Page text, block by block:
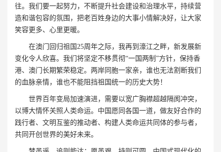
往。我们要一起努力，不断提升社会建设和治理水平，持续营
造和谐包容的氛围，把老百姓身边的大事小情解决好，让大家
笑容更多、心里更暖。
在澳门回归祖国25周年之际，我再到濠江之畔，新发展新
变化令人欣喜。我们将坚定不移贯彻“一国两制”方针，保持香
港、澳门长期繁荣稳定。两岸同胞一家亲，谁也无法割断我们
的血脉亲情，谁也不能阻挡祖国统一的历史大势！
世界百年变局加速演进，需要以宽广胸襟超越隔阂冲突，
以博大情怀关照人类命运。中国愿同各国一道，做友好合作的
践行者、文明互鉴的推动者、构建人类命运共同体的参与者，
共同开创世界的美好未来。